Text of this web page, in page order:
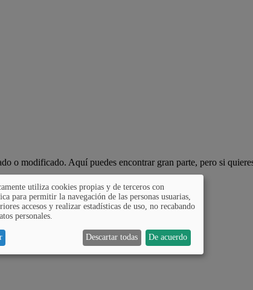
o modificado. Aquí puedes encontrar gran parte, pero si
utiliza cookies propias y de terceros con
para permitir la navegación de las personas usuarias,
accesos y realizar estadísticas de uso, no recabando
personales.
Descartar todas De acuerdo